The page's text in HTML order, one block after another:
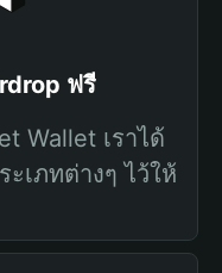
ฟรี
Wallet เราได้
เภทต่างๆ ไว้ให้